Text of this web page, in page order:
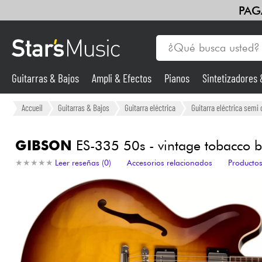
Guitarras & Bajos
Sintetizadores & samplers
Luces
Violines y cuarteto
Guitarras & Bajos Ampli & Efectos Pianos Sintetizadores
Accueil Guitarras & Bajos Guitarra eléctrica Guitarra eléctrica semi
GIBSON ES-335 50s - vintage tobacco
★ ★ ★ ★ ★
★ ★ ★ ★ ★ Leer reseñas (0) Accesorios relacionados